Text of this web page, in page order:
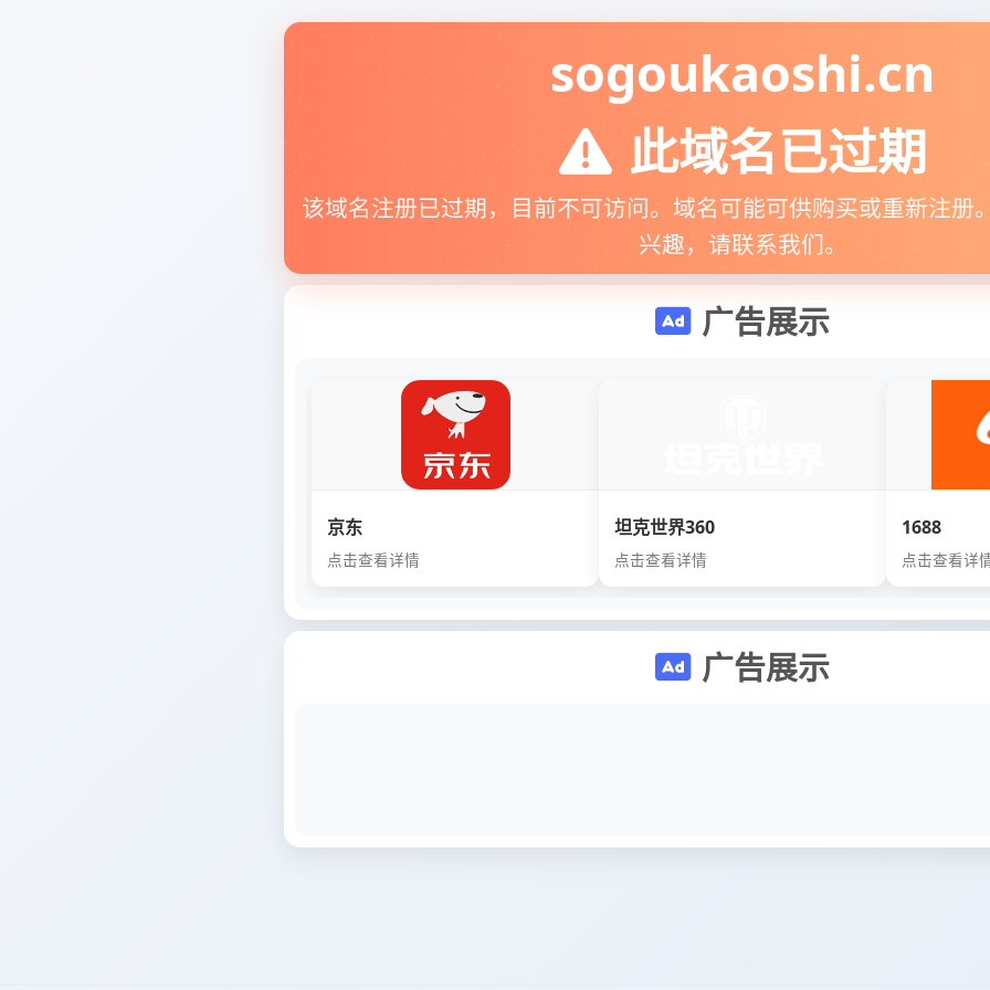
sogoukaoshi.cn
此域名已过期
该域名注册已过期，目前不可访问。域名可能可供购买或重新注册
兴趣，请联系我们。
广告展示
京东
点击查看详情
坦克世界360
点击查看详情
1688
点击查看详
广告展示